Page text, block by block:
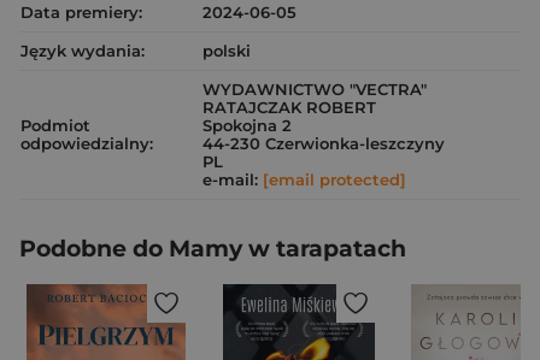
Data premiery:
2024-06-05
Język wydania:
polski
Podmiot
odpowiedzialny:
WYDAWNICTWO "VECTRA"
RATAJCZAK ROBERT
Spokojna 2
44-230 Czerwionka-leszczyny
PL
e-mail: [email protected]
Podobne do Mamy w tarapatach